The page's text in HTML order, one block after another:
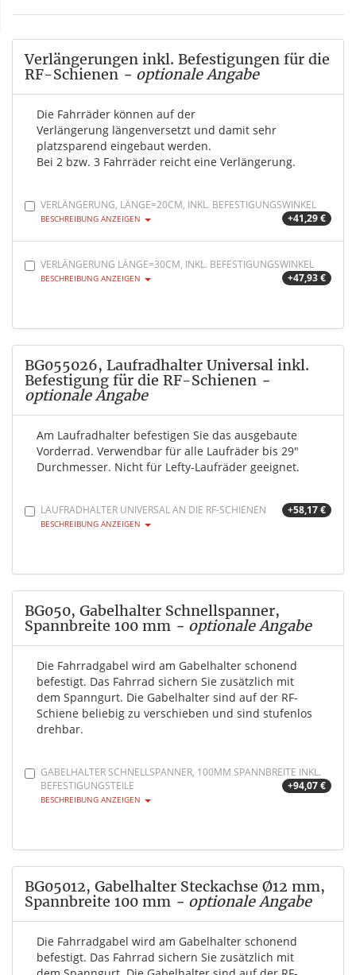
Verlängerungen inkl. Befestigungen für die
RF-Schienen - optionale Angabe
Die Fahrräder können auf der
Verlängerung längenversetzt und damit sehr
platzsparend eingebaut werden.
Bei 2 bzw. 3 Fahrräder reicht eine Verlängerung.
VERLÄNGERUNG, LÄNGE=20CM, INKL. BEFESTIGUNGSWINKEL
+41,29 €
BESCHREIBUNG ANZEIGEN
VERLÄNGERUNG LÄNGE=30CM, INKL. BEFESTIGUNGSWINKEL
+47,93 €
BESCHREIBUNG ANZEIGEN
BG055026, Laufradhalter Universal inkl.
Befestigung für die RF-Schienen -
optionale Angabe
Am Laufradhalter befestigen Sie das ausgebaute
Vorderrad. Verwendbar für alle Laufräder bis 29"
Durchmesser. Nicht für Lefty-Laufräder geeignet.
LAUFRADHALTER UNIVERSAL AN DIE RF-SCHIENEN +58,17 €
BESCHREIBUNG ANZEIGEN
BG050, Gabelhalter Schnellspanner,
Spannbreite 100 mm - optionale Angabe
Die Fahrradgabel wird am Gabelhalter schonend
befestigt. Das Fahrrad sichern Sie zusätzlich mit
dem Spanngurt. Die Gabelhalter sind auf der RF-
Schiene beliebig zu verschieben und sind stufenlos
drehbar.
GABELHALTER SCHNELLSPANNER, 100MM SPANNBREITE INKL.
BEFESTIGUNGSTEILE
+94,07 €
BESCHREIBUNG ANZEIGEN
BG05012, Gabelhalter Steckachse Ø12 mm,
Spannbreite 100 mm - optionale Angabe
Die Fahrradgabel wird am Gabelhalter schonend
befestigt. Das Fahrrad sichern Sie zusätzlich mit